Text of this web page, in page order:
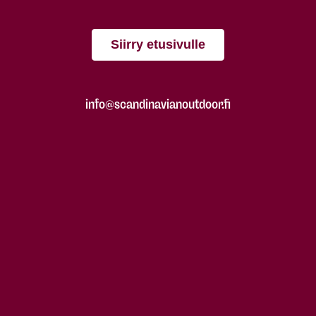
Siirry etusivulle
info@scandinavianoutdoor.fi